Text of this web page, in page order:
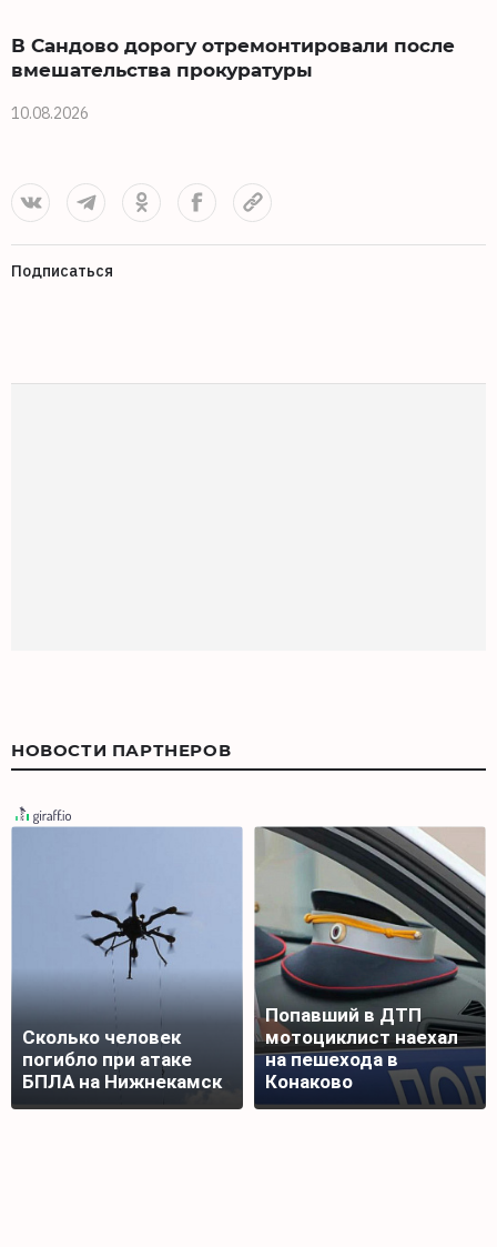
В Сандово дорогу отремонтировали после
вмешательства прокуратуры
10.08.2026
Подписаться
НОВОСТИ ПАРТНЕРОВ
Сколько человек
погибло при атаке
БПЛА на Нижнекамск
Попавший в ДТП
мотоциклист наехал
на пешехода в
Конаково